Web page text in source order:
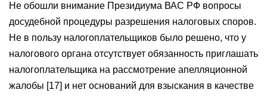
Не обошли внимание Президиума ВАС РФ вопросы
досудебной процедуры разрешения налоговых споров.
Не в пользу налогоплательщиков было решено, что у
налогового органа отсутствует обязанность приглашать
налогоплательщика на рассмотрение апелляционной
жалобы [17] и нет оснований для взыскания в качестве